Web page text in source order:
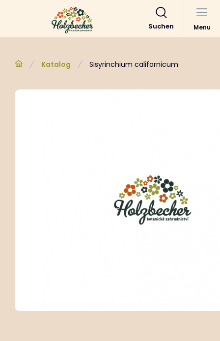
Suchen Menu
Katalog Sisyrinchium californicum